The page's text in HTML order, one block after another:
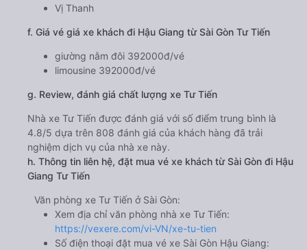
Vị Thanh
f. Giá vé giá xe khách đi Hậu Giang từ Sài Gòn Tư Tiến
giường nằm đôi 392000đ/vé
limousine 392000đ/vé
g. Review, đánh giá chất lượng xe Tư Tiến
Nhà xe Tư Tiến được đánh giá với số điểm trung bình là
4.8/5 dựa trên 808 đánh giá của khách hàng đã trải
nghiệm dịch vụ của nhà xe này.
h. Thông tin liên hệ, đặt mua vé xe khách từ Sài Gòn đi Hậu
Giang Tư Tiến
Văn phòng xe Tư Tiến ở Sài Gòn:
Xem địa chỉ văn phòng nhà xe Tư Tiến:
https://vexere.com/vi-VN/xe-tu-tien
Số điện thoại đặt mua vé xe Sài Gòn Hậu Giang: